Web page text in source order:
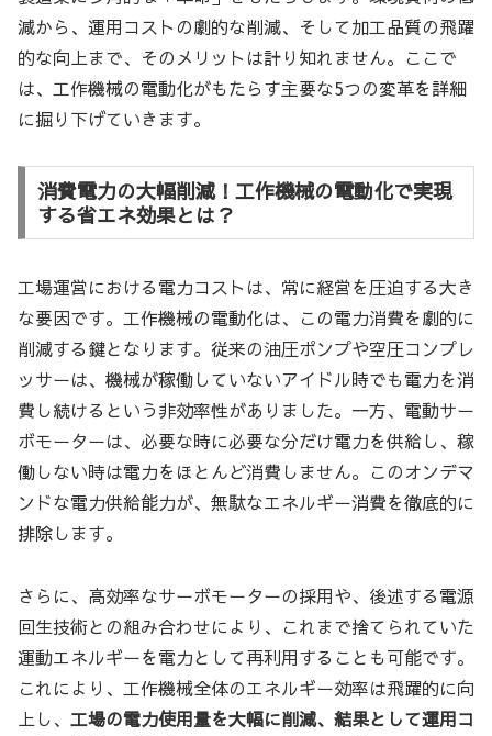
減から、運用コストの劇的な削減、そして加工品質の飛躍
的な向上まで、そのメリットは計り知れません。ここで
は、工作機械の電動化がもたらす主要な5つの変革を詳細
に掘り下げていきます。
消費電力の大幅削減！工作機械の電動化で実現
する省エネ効果とは？
工場運営における電力コストは、常に経営を圧迫する大き
な要因です。工作機械の電動化は、この電力消費を劇的に
削減する鍵となります。従来の油圧ポンプや空圧コンプレ
ッサーは、機械が稼働していないアイドル時でも電力を消
費し続けるという非効率性がありました。一方、電動サー
ボモーターは、必要な時に必要な分だけ電力を供給し、稼
働しない時は電力をほとんど消費しません。このオンデマ
ンドな電力供給能力が、無駄なエネルギー消費を徹底的に
排除します。
さらに、高効率なサーボモーターの採用や、後述する電源
回生技術との組み合わせにより、これまで捨てられていた
運動エネルギーを電力として再利用することも可能です。
これにより、工作機械全体のエネルギー効率は飛躍的に向
上し、 工場の電力使用量を大幅に削減、結果として運用コ